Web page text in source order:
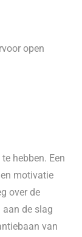
open
hebben. Een
motivatie
over de
de slag
van